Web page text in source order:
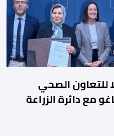
المتوسط، […]
للتعاون الصحي
مع دائرة الزراعة